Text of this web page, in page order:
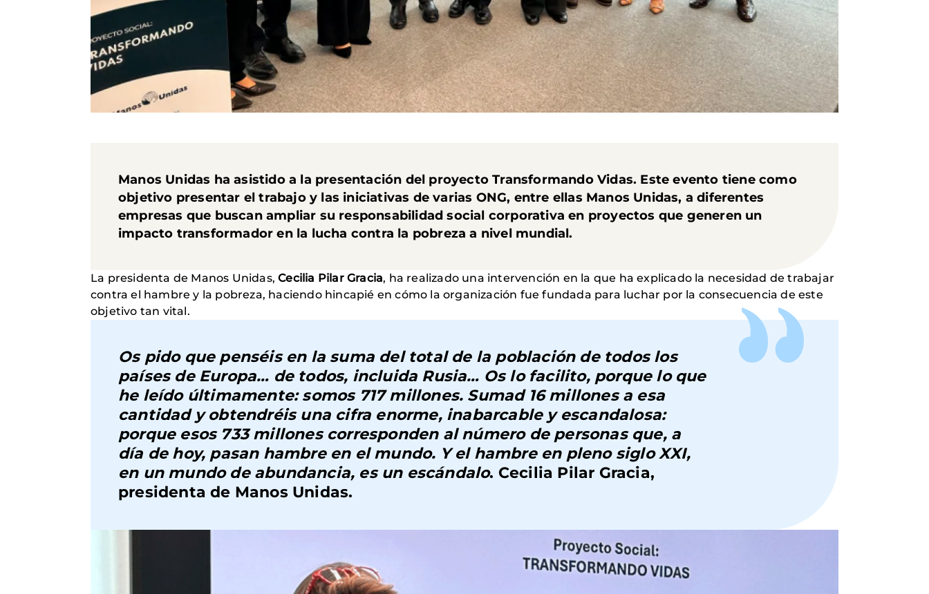
Manos Unidas ha asistido a la presentación del proyectoTransformando Vidas. Este evento tiene como
objetivo presentar el trabajo y las iniciativas de varias ONG, entre ellas Manos Unidas, a diferentes
empresas que buscan ampliar su responsabilidad social corporativa en proyectos que generen un
impacto transformador en la lucha contra la pobreza a nivel mundial.
La presidenta de Manos Unidas,Cecilia Pilar Gracia, ha realizado una intervención en la que ha explicado la necesidad de trabajar
contra el hambre y la pobreza, haciendo hincapié en cómo la organización fue fundada para luchar por la consecuencia de este
objetivo tan vital.
Os pido que penséis en la suma del total de la población de todos los
países de Europa… de todos, incluida Rusia… Os lo facilito, porque lo que
he leído últimamente: somos 717 millones. Sumad 16 millones a esa
cantidad y obtendréis una cifra enorme, inabarcable y escandalosa:
porque esos 733 millones corresponden al número de personas que, a
día de hoy, pasan hambre en el mundo. Y el hambre en pleno siglo XXI,
en un mundo de abundancia, es un escándalo. Cecilia Pilar Gracia,
presidenta de Manos Unidas.